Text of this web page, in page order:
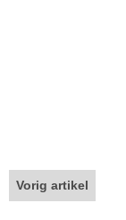
Vorig artikel